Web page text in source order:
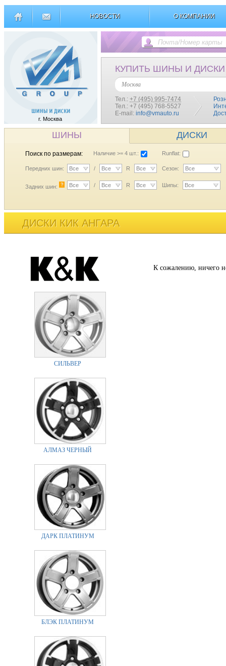
НОВОСТИ О КОМПАНИИ
г. Москва
КУПИТЬ ШИНЫ И ДИСКИ
Москва
Тел.: +7 (495) 995-7474
Тел.: +7 (495) 768-5527
E-mail: info@vmauto.ru
ШИНЫ ДИСКИ
Поиск по размерам: Наличие >= 4 шт.: Runflat:
Передних шин: Все / Все R Все Сезон: Все
Задних шин: ? Все / Все R Все Шипы: Все
ДИСКИ КИК АНГАРА
СИЛЬВЕР
АЛМАЗ ЧЕРНЫЙ
ДАРК ПЛАТИНУМ
БЛЭК ПЛАТИНУМ
К сожалению, ничего